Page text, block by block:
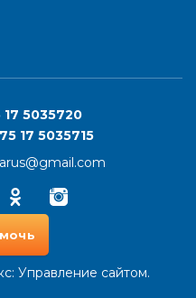
17 5035720
17 5035715
OdnoklassnikiInstagram
: Управление сайтом.